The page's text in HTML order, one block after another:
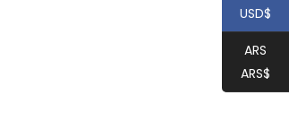
USD$
ARS
ARS$